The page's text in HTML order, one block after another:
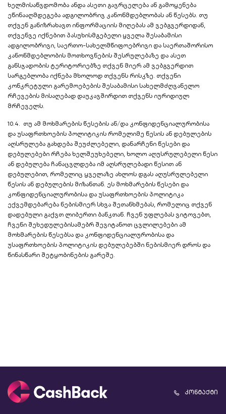
ხელმისაწვდომობა ანდა ასეთი გავრცელება ან გამოყენება
ეწინააღმდეგება ადგილობრივ კანონმდებლობას ან წესებს. თუ
თქვენ განიზრახავთ ინფორმაციის მიღებას ამ ვებგვერდიდან,
თქვენვე იქნებით პასუხისმგებელი ყველა შესაბამისი
ადგილობრივი, საერთო-სახელმწიფოებრივი და საერთაშორისო
კანონმდებლობის მოთხოვნების შესრულებაზე და ასეთ
განსჯადობის ტერიტორიებზე თქვენ მიერ ამ ვებგვერდით
სარგებლობა იქნება მხოლოდ თქვენს რისკზე. თქვენი
კონკრეტული გარემოებების შესაბამისი სახელმძღვანელო
რჩევების მისაღებად დაუკავშირდით თქვენს იურიდიულ
მრჩეველს.
10.4. თუ ამ მოხმარების წესების ან/და კონფიდენციალურობისა
და უსაფრთხოების პოლიტიკის რომელიმე წესის ან დებულების
აღსრულება გახდება შეუძლებელი, დანარჩენი წესები და
დებულებები რჩება ხელშეუხებელი, ხოლო აღუსრულებელი წესი
ან დებულება ჩანაცვლდება იმ აღსრულებადი წესით ან
დებულებით, რომელიც ყველაზე ახლოს დგას აღუსრულებელი
წესის ან დებულების მიზანთან. ეს მოხმარების წესები და
კონფიდენციალურობისა და უსაფრთხოების პოლიტიკა
ექვემდებარება ნებისმიერ სხვა შეთანხმებას, რომელიც თქვენ
დადებული გაქვთ ლიბერთი ბანკთან. ჩვენ უფლებას ვიტოვებთ,
ჩვენი შეხედულებისამებრ შევიტანოთ ცვლილებები ამ
მოხმარების წესებსა და კონფიდენციალურობისა და
უსაფრთხოების პოლიტიკის დებულებებში ნებისმიერ დროს და
წინასწარი შეტყობინების გარეშე.
კონტაქტი